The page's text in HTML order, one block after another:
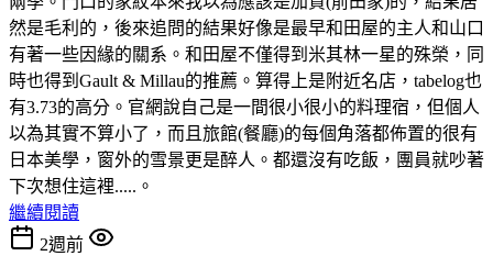
然是毛利的，後來追問的結果好像是最早和田屋的主人和山口
有著一些因緣的關系。和田屋不僅得到米其林一星的殊榮，同
時也得到Gault & Millau的推薦。算得上是附近名店，tabelog也
有3.73的高分。官網說自己是一間很小很小的料理宿，但個人
以為其實不算小了，而且旅館(餐廳)的每個角落都佈置的很有
日本美學，窗外的雪景更是醉人。都還沒有吃飯，團員就吵著
下次想住這裡.....。
繼續閱讀
2週前